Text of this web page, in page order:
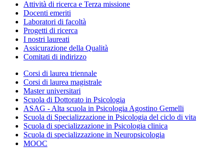
Attività di ricerca e Terza missione
Docenti emeriti
Laboratori di facoltà
Progetti di ricerca
I nostri laureati
Assicurazione della Qualità
Comitati di indirizzo
Corsi di laurea triennale
Corsi di laurea magistrale
Master universitari
Scuola di Dottorato in Psicologia
ASAG - Alta scuola in Psicologia Agostino Gemelli
Scuola di Specializzazione in Psicologia del ciclo di vita
Scuola di specializzazione in Psicologia clinica
Scuola di specializzazione in Neuropsicologia
MOOC